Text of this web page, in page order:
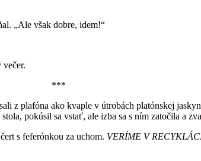
„Ale však dobre, idem!“
***
z plafóna ako kvaple v útrobách platónskej
pokúsil sa vstať, ale izba sa s ním zatočila a
s feferónkou za uchom. VERÍME V